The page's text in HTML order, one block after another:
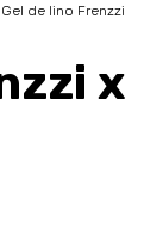
Gel de lino Frenzzi
x